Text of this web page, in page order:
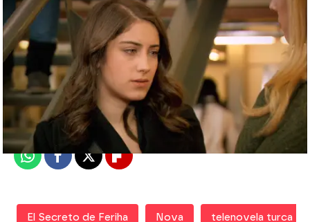
Nova
Madrid
Publicado:13 de mayo de 2019, 23:59
WhatsappFacebook
X Flipboard
El Secreto de Feriha Nova telenovela turca